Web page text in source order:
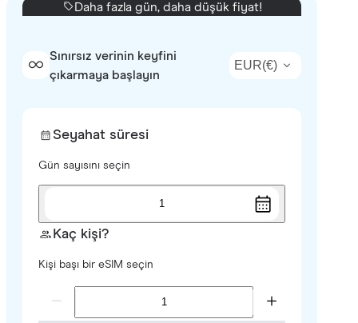
Daha fazla gün, daha düşük fiyat!
Sınırsız verinin keyfini
çıkarmaya başlayın
EUR(€)
Seyahat süresi
Gün sayısını seçin
1
Kaç kişi?
Kişi başı bir eSIM seçin